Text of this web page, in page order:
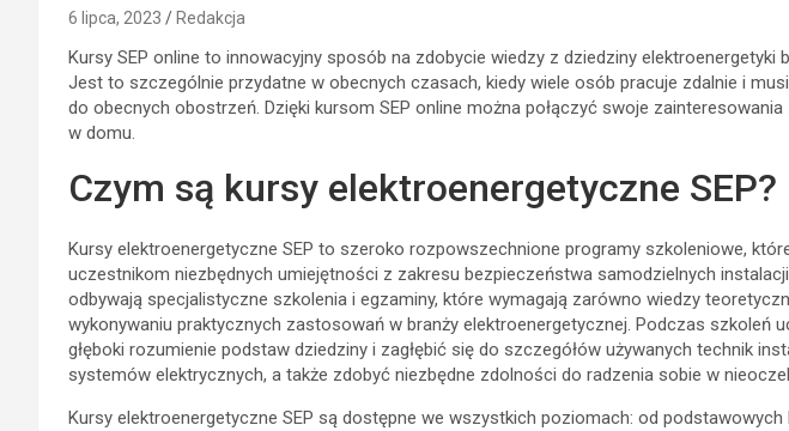
6 lipca, 2023 Redakcja
Kursy SEP online to innowacyjny sposób na zdobycie wiedzy z dziedziny elektroenergetyki
Jest to szczególnie przydatne w obecnych czasach, kiedy wiele osób pracuje zdalnie i
do obecnych obostrzeń. Dzięki kursom SEP online można połączyć swoje
w domu.
Czym są kursy elektroenergetyczne SEP?
Kursy elektroenergetyczne SEP to szeroko rozpowszechnione programy szkoleniowe,
uczestnikom niezbędnych umiejętności z zakresu bezpieczeństwa samodzielnych
odbywają specjalistyczne szkolenia i egzaminy, które wymagają zarówno wiedzy
wykonywaniu praktycznych zastosowań w branży elektroenergetycznej. Podczas szkoleń
głęboki rozumienie podstaw dziedziny i zagłębić się do szczegółów używanych technik
systemów elektrycznych, a także zdobyć niezbędne zdolności do radzenia sobie w
Kursy elektroenergetyczne SEP są dostępne we wszystkich poziomach: od